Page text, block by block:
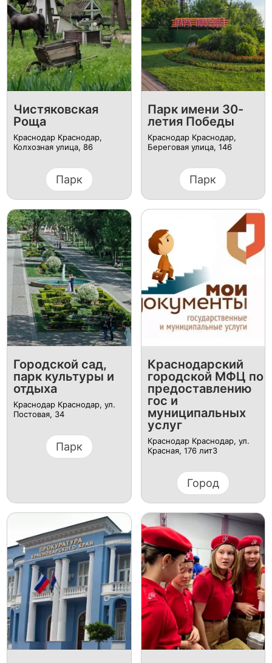
Чистяковская
Роща
Краснодар Краснодар,
Колхозная улица, 86
Парк
Парк имени 30-
летия Победы
Краснодар Краснодар,
Береговая улица, 146
Парк
Городской сад,
парк культуры и
отдыха
Краснодар Краснодар, ул.
Постовая, 34
Парк
Краснодарский
городской МФЦ по
предоставлению
гос и
муниципальных
услуг
Краснодар Краснодар, ул.
Красная, 176 лит3
Город